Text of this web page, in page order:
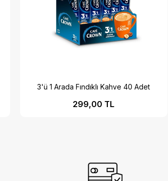
3'ü 1 Arada Fındıklı Kahve 40 Adet
299,00 TL